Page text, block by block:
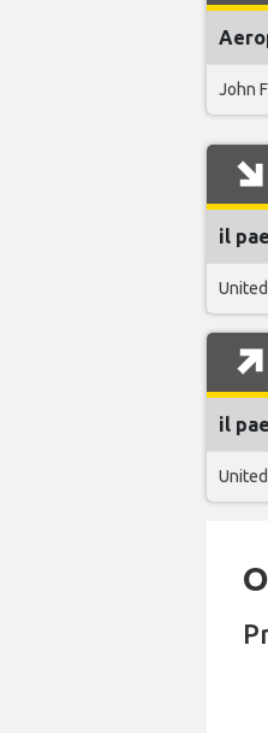
John
il
il